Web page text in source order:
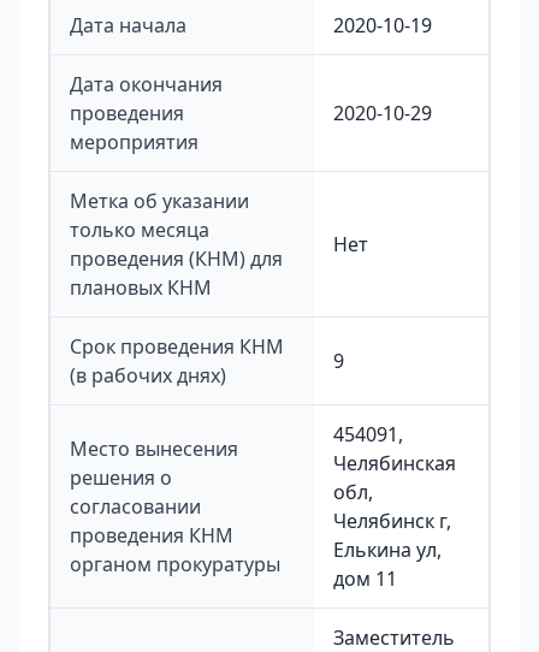
Дата начала 2020-10-19
Дата окончания
проведения
мероприятия
2020-10-29
Метка об указании
только месяца
проведения (КНМ) для
плановых КНМ
Нет
Срок проведения КНМ
(в рабочих днях)
9
Место вынесения
решения о
согласовании
проведения КНМ
органом прокуратуры
454091,
Челябинская
обл,
Челябинск г,
Елькина ул,
дом 11
Заместитель